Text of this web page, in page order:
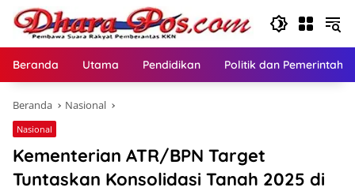
Langsung
konten
Beranda Utama Pendidikan Politik dan
Beranda Nasional
Nasional
Kementerian ATR/BPN Target
Tuntaskan Konsolidasi Tanah 2025 di